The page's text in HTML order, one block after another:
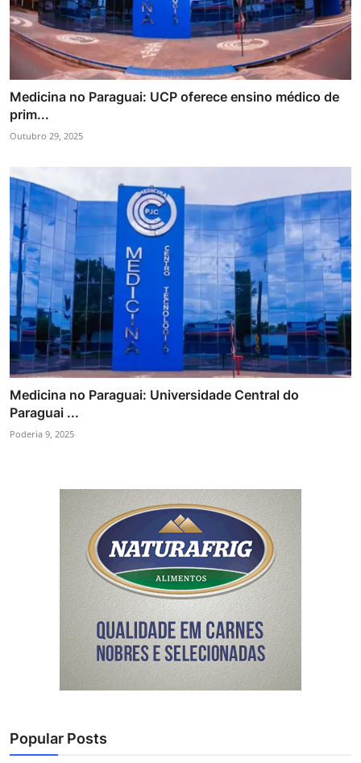
Medicina no Paraguai: UCP oferece ensino médico de
prim...
Outubro 29, 2025
Medicina no Paraguai: Universidade Central do
Paraguai ...
Poderia 9, 2025
Popular Posts